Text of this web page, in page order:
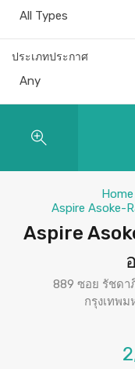
All Types
ประเภทประกาศ
Any
Home
Aspire Asoke-
Aspire
889 ซอย รัชดา
กรุงเทพม